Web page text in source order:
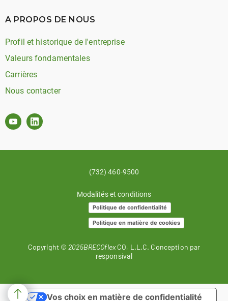
A PROPOS DE NOUS
Profil et historique de l'entreprise
Valeurs fondamentales
Carrières
Nous contacter
(732) 460-9500
Modalités et conditions
Politique de confidentialité
Politique en matière de cookies
Copyright © 2025BRECOflexCO, L.L.C. Conception par
responsival
Vos choix en matière de confidentialité